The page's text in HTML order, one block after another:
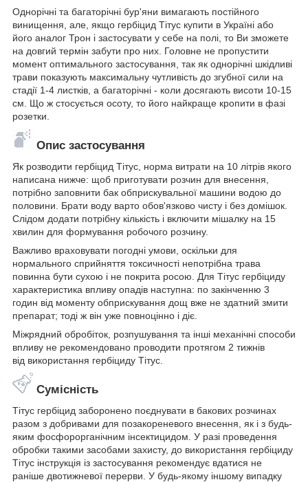
Однорічні та багаторічні бур'яни вимагають постійного
винищення, але, якщо гербіцид Тітус купити в Україні або
його аналог Трон і застосувати у себе на полі, то Ви зможете
на довгий термін забути про них. Головне не пропустити
момент оптимального застосування, так як однорічні шкідливі
трави показують максимальну чутливість до згубної сили на
стадії 1-4 листків, а багаторічні - коли досягають висоти 10-15
см. Що ж стосується осоту, то його найкраще кропити в фазі
розетки.
Опис застосування
Як розводити гербіцид Тітус, норма витрати на 10 літрів якого
написана нижче: щоб приготувати розчин для внесення,
потрібно заповнити бак обприскувальної машини водою до
половини. Брати воду варто обов'язково чисту і без домішок.
Слідом додати потрібну кількість і включити мішалку на 15
хвилин для формування робочого розчину.
Важливо враховувати погодні умови, оскільки для
нормального сприйняття токсичності непотрібна трава
повинна бути сухою і не покрита росою. Для Тітус гербіциду
характеристика впливу опадів наступна: по закінченню 3
годин від моменту обприскування дощ вже не здатний змити
препарат; тоді ж він уже повноцінно і діє.
Міжрядний обробіток, розпушування та інші механічні способи
впливу не рекомендовано проводити протягом 2 тижнів
від використання гербіциду Тітус.
Сумісність
Тітус гербіцид заборонено поєднувати в бакових розчинах
разом з добривами для позакореневого внесення, як і з будь-
яким фосфорорганічним інсектицидом. У разі проведення
обробки такими засобами захисту, до використання гербіциду
Тітус інструкція із застосування рекомендує вдатися не
раніше двотижневої перерви. У будь-якому іншому випадку